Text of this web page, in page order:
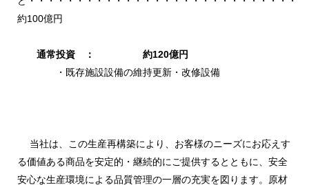
約100億円
通常投資 ： 約120億円
・既存施設設備の維持更新・改修設備
当社は、この生産再構築により、お客様のニーズにお応えす
る価値ある商品を安定的・継続的にご提供するとともに、安全
安心な生産環境による品質管理の一層の充実を図ります。原材